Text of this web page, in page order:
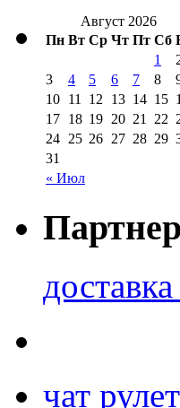
Август 2026
Пн Вт Ср Чт Пт Сб
« Июл
1
3
4 5 6 7 8
10 11 12 13 14 15
17 18 19 20 21 22
24 25 26 27 28 29
31
чат